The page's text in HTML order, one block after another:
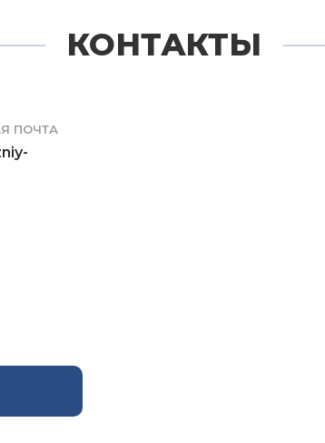
КОНТАКТЫ
ПОЧТА